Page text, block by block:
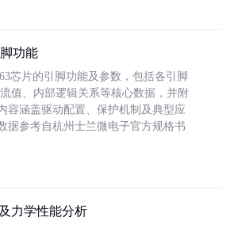
功能
芯片的引脚功能及参数，包括各引脚
值、内部逻辑关系等核心数据，并附
容涵盖驱动配置、保护机制及典型应
据参考自杭州士兰微电子官方规格书
力学性能分析